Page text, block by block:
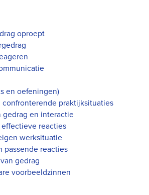
oproept
en oefeningen)
confronterende praktijksituaties
gedrag en interactie
reacties
werksituatie
passende reacties
gedrag
voorbeeldzinnen